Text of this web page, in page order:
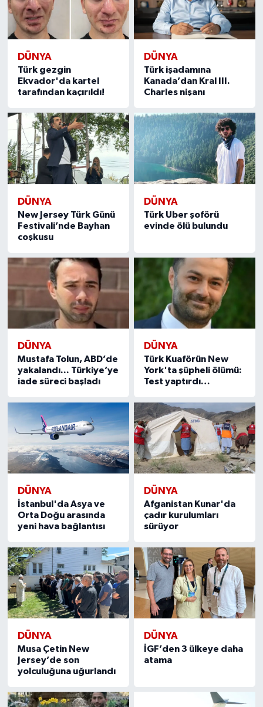
DÜNYA
Türk gezgin
Ekvador'da kartel
tarafından kaçırıldı!
DÜNYA
Türk işadamına
Kanada’dan Kral III.
Charles nişanı
DÜNYA
New Jersey Türk Günü
Festivali’nde Bayhan
coşkusu
DÜNYA
Türk Uber şoförü
evinde ölü bulundu
DÜNYA
Mustafa Tolun, ABD’de
yakalandı... Türkiye’ye
iade süreci başladı
DÜNYA
Türk Kuaförün New
York'ta şüpheli ölümü:
Test yaptırdı…
DÜNYA
İstanbul'da Asya ve
Orta Doğu arasında
yeni hava bağlantısı
DÜNYA
Afganistan Kunar'da
çadır kurulumları
sürüyor
DÜNYA
Musa Çetin New
Jersey’de son
yolculuğuna uğurlandı
DÜNYA
İGF’den 3 ülkeye daha
atama